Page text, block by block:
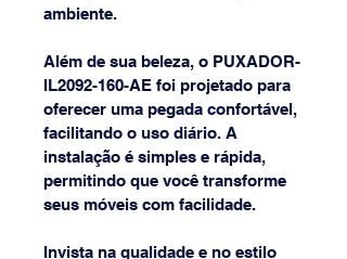
ambiente.
Além de sua beleza, o PUXADOR-
IL2092-160-AE foi projetado para
oferecer uma pegada confortável,
facilitando o uso diário. A
instalação é simples e rápida,
permitindo que você transforme
seus móveis com facilidade.
Invista na qualidade e no estilo